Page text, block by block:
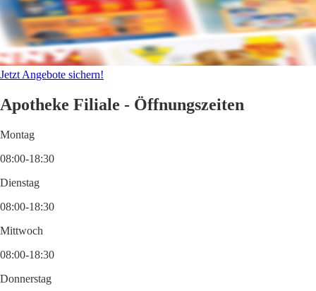
Jetzt Angebote sichern!
Apotheke Filiale - Öffnungszeiten
Montag
08:00-18:30
Dienstag
08:00-18:30
Mittwoch
08:00-18:30
Donnerstag